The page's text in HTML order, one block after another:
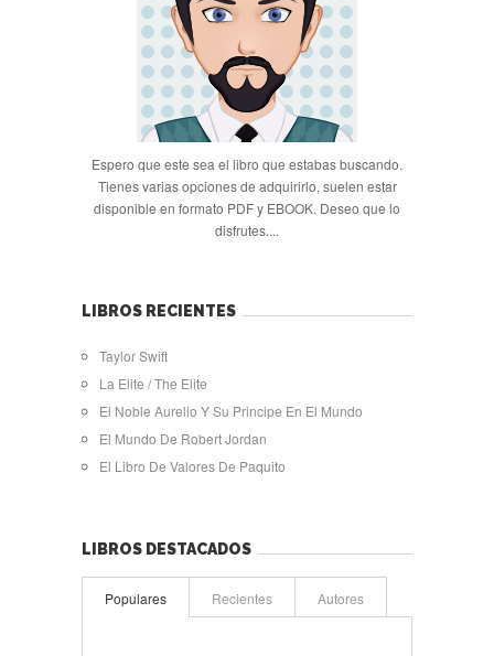
Espero que este sea el libro que estabas buscando.
Tienes varias opciones de adquirirlo, suelen estar
disponible en formato PDF y EBOOK. Deseo que lo
disfrutes....
LIBROS RECIENTES
Taylor Swift
La Elite / The Elite
El Noble Aurelio Y Su Principe En El Mundo
El Mundo De Robert Jordan
El Libro De Valores De Paquito
LIBROS DESTACADOS
Populares Recientes Autores